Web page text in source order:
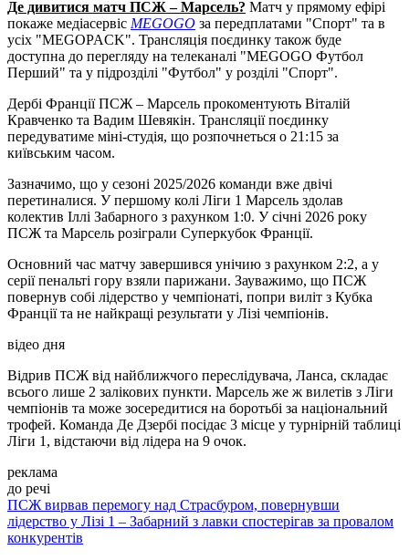
Де дивитися матч ПСЖ – Марсель? Матч у прямому ефірі
покаже медіасервіс MEGOGO за передплатами "Спорт" та в
усіх "MEGOPACK". Трансляція поєдинку також буде
доступна до перегляду на телеканалі "MEGOGO Футбол
Перший" та у підрозділі "Футбол" у розділі "Спорт".
Дербі Франції ПСЖ – Марсель прокоментують Віталій
Кравченко та Вадим Шевякін. Трансляції поєдинку
передуватиме міні-студія, що розпочнеться о 21:15 за
київським часом.
Зазначимо, що у сезоні 2025/2026 команди вже двічі
перетиналися. У першому колі Ліги 1 Марсель здолав
колектив Іллі Забарного з рахунком 1:0. У січні 2026 року
ПСЖ та Марсель розіграли Суперкубок Франції.
Основний час матчу завершився унічию з рахунком 2:2, а у
серії пенальті гору взяли парижани. Зауважимо, що ПСЖ
повернув собі лідерство у чемпіонаті, попри виліт з Кубка
Франції та не найкращі результати у Лізі чемпіонів.
відео дня
Відрив ПСЖ від найближчого переслідувача, Ланса, складає
всього лише 2 залікових пункти. Марсель же ж вилетів з Ліги
чемпіонів та може зосередитися на боротьбі за національний
трофей. Команда Де Дзербі посідає 3 місце у турнірній таблиці
Ліги 1, відстаючи від лідера на 9 очок.
реклама
до речі
ПСЖ вирвав перемогу над Страсбуром, повернувши
лідерство у Лізі 1 – Забарний з лавки спостерігав за провалом
конкурентів